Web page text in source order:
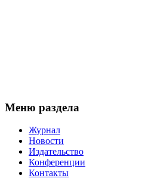
Меню раздела
Журнал
Новости
Издательство
Конференции
Контакты